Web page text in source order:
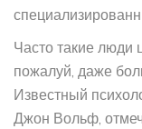
Часто такие люди
пожалуй, даже
Известный
Джон Вольф,